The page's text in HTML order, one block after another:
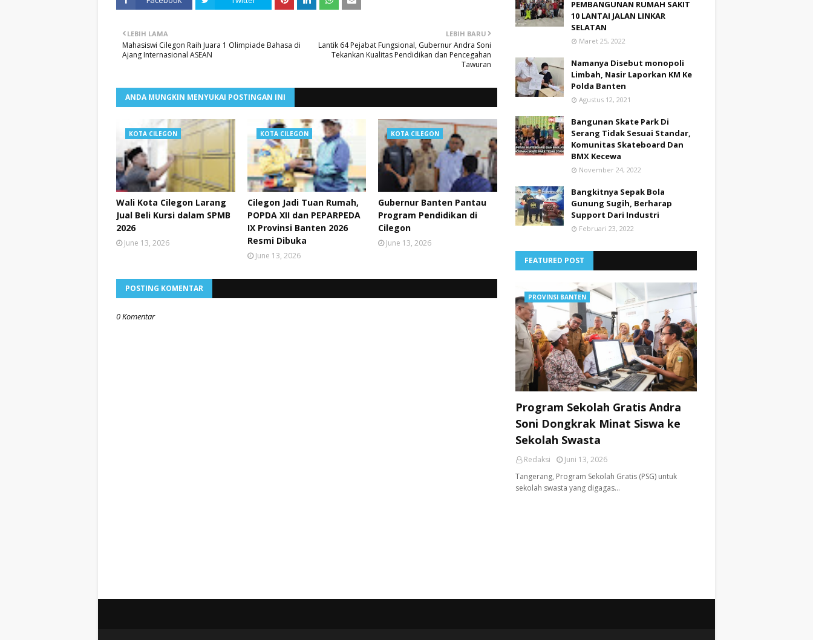
LEBIH BARU
Lantik 64 Pejabat Fungsional, Gubernur Andra Soni
Tekankan Kualitas Pendidikan dan Pencegahan
Tawuran
LEBIH LAMA
Mahasiswi Cilegon Raih Juara 1 Olimpiade Bahasa di
Ajang Internasional ASEAN
ANDA MUNGKIN MENYUKAI POSTINGAN INI
KOTA CILEGON
Wali Kota Cilegon Larang
Jual Beli Kursi dalam SPMB
2026
June 13, 2026
KOTA CILEGON
Cilegon Jadi Tuan Rumah,
POPDA XII dan PEPARPEDA
IX Provinsi Banten 2026
Resmi Dibuka
June 13, 2026
KOTA CILEGON
Gubernur Banten Pantau
Program Pendidikan di
Cilegon
June 13, 2026
POSTING KOMENTAR
0 Komentar
PEMBANGUNAN RUMAH SAKIT
10 LANTAI JALAN LINKAR
SELATAN
Maret 25, 2022
Namanya Disebut monopoli
Limbah, Nasir Laporkan KM Ke
Polda Banten
Agustus 12, 2021
Bangunan Skate Park Di
Serang Tidak Sesuai Standar,
Komunitas Skateboard Dan
BMX Kecewa
November 24, 2022
Bangkitnya Sepak Bola
Gunung Sugih, Berharap
Support Dari Industri
Februari 23, 2022
FEATURED POST
PROVINSI BANTEN
Program Sekolah Gratis Andra
Soni Dongkrak Minat Siswa ke
Sekolah Swasta
Redaksi
Juni 13, 2026
Tangerang, ​Program Sekolah Gratis (PSG) untuk
sekolah swasta yang digagas…